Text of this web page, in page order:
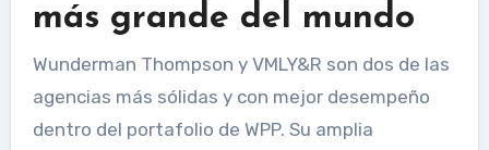
más grande del mundo
Wunderman Thompson y VMLY&R son dos de las
agencias más sólidas y con mejor desempeño
dentro del portafolio de WPP. Su amplia